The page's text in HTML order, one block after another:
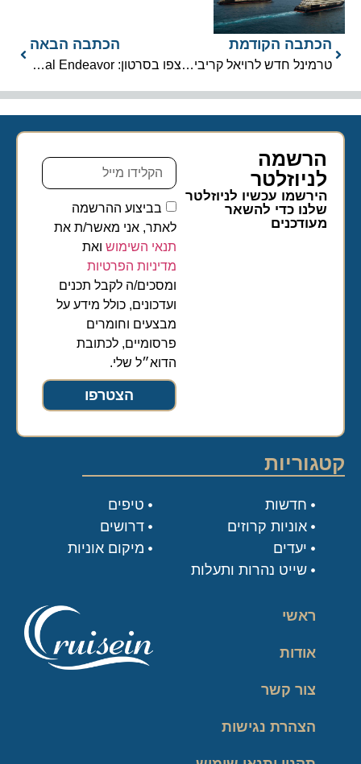
הכתבה הקודמת
טרמינל חדש לרויאל קריביאן יוקם בנמל גלווסטון
הכתבה הבאה
צפו בסרטון: Crystal Endeavor נגעה במים לראשונה
הרשמה
לניוזלטר​
הירשמו עכשיו לניוזלטר
שלנו כדי להשאר
מעודכנים
בביצוע ההרשמה
לאתר, אני מאשר/ת את
תנאי השימושואת
מדיניות הפרטיות
ומסכים/ה לקבל תכנים
ועדכונים, כולל מידע על
מבצעים וחומרים
פרסומיים, לכתובת
הדוא״ל שלי.
הצטרפו
ראשי
אודות
צור קשר
הצהרת נגישות
קטגוריות
טיפים
דרושים
מיקום אוניות
חדשות
אוניות קרוזים
יעדים
שייט נהרות ותעלות